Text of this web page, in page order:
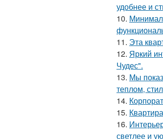
удобнее и
10.
11. Эта
12. Яркий
Чудес".
13. Мы
теплом,
14.
15.
16.
светлее и